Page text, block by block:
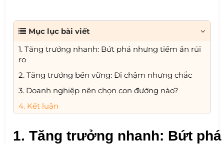
Mục lục bài viết
1. Tăng trưởng nhanh: Bứt phá nhưng tiềm ẩn rủi
ro
2. Tăng trưởng bền vững: Đi chậm nhưng chắc
3. Doanh nghiệp nên chọn con đường nào?
4. Kết luận
1. Tăng trưởng nhanh: Bứt